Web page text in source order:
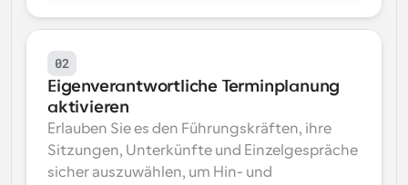
02
Eigenverantwortliche Terminplanung
aktivieren
Erlauben Sie es den Führungskräften, ihre
Sitzungen, Unterkünfte und Einzelgespräche
sicher auszuwählen, um Hin- und